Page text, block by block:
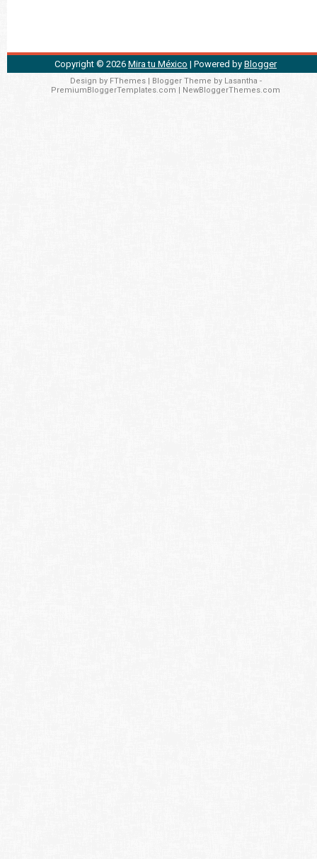
Copyright © 2026 Mira tu México | Powered by Blogger
Design by FThemes| Blogger Theme by Lasantha -
PremiumBloggerTemplates.com
NewBloggerThemes.com